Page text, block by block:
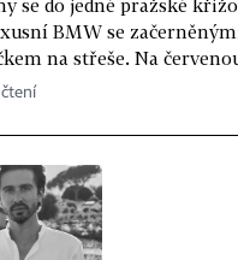
se do jedné pražské
BMW se
na střeše. Na